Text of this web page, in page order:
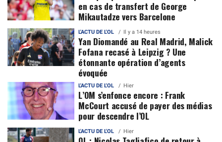
en cas de transfert de George
Mikautadze vers Barcelone
L'ACTU DE L'OL Il y a 14 heures
Yan Diomandé au Real Madrid, Malick
Fofana recasé à Leipzig ? Une
étonnante opération d’agents
évoquée
L'ACTU DE L'OL Hier
L’OM s’enfonce encore : Frank
McCourt accusé de payer des médias
pour descendre l’OL
L'ACTU DE L'OL Hier